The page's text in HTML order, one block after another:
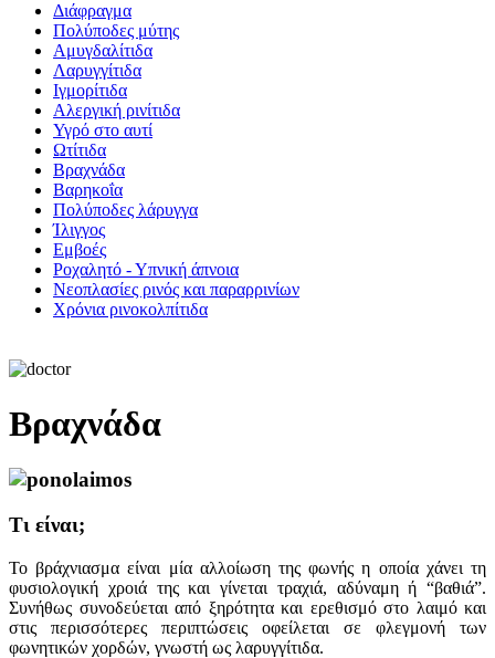
Διάφραγμα
Πολύποδες μύτης
Αμυγδαλίτιδα
Λαρυγγίτιδα
Ιγμορίτιδα
Αλεργική ρινίτιδα
Υγρό στο αυτί
Ωτίτιδα
Βραχνάδα
Βαρηκοΐα
Πολύποδες λάρυγγα
Ίλιγγος
Εμβοές
Ροχαλητό - Υπνική άπνοια
Νεοπλασίες ρινός και παραρρινίων
Χρόνια ρινοκολπίτιδα
Βραχνάδα
Τι είναι;
Το βράχνιασμα είναι μία αλλοίωση της φωνής η οποία χάνει τη
φυσιολογική χροιά της και γίνεται τραχιά, αδύναμη ή “βαθιά”.
Συνήθως συνοδεύεται από ξηρότητα και ερεθισμό στο λαιμό και
στις περισσότερες περιπτώσεις οφείλεται σε φλεγμονή των
φωνητικών χορδών, γνωστή ως λαρυγγίτιδα.